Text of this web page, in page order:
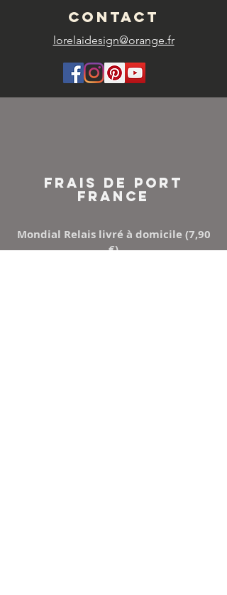
CONTACT
lorelaidesign@orange.fr
FRAIS DE PORT
FRANCE
Mondial Relais livré à domicile (7,90
€)